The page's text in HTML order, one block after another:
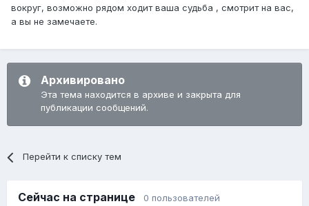
вокруг, возможно рядом ходит ваша судьба , смотрит на вас,
а вы не замечаете.
Архивировано
Эта тема находится в архиве и закрыта для
публикации сообщений.
Перейти к списку тем
Сейчас на странице 0 пользователей